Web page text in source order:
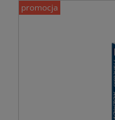
promocja